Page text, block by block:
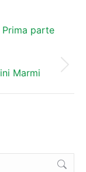
parte
Marmi